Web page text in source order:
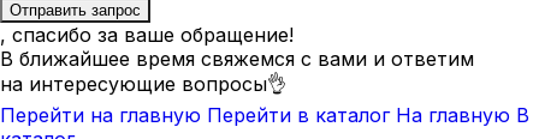
, спасибо за ваше обращение!
В ближайшее время свяжемся с вами и ответим
на интересующие вопросы👌
Перейти на главную Перейти в каталог На главную В